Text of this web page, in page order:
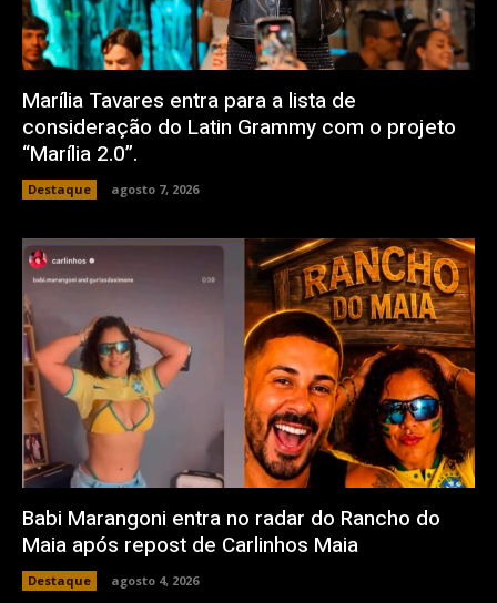
Marília Tavares entra para a lista de
consideração do Latin Grammy com o projeto
“Marília 2.0”.
Destaque agosto 7, 2026
Babi Marangoni entra no radar do Rancho do
Maia após repost de Carlinhos Maia
Destaque agosto 4, 2026